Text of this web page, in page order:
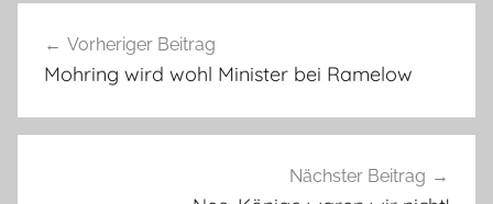
Vorheriger Beitrag
Mohring wird wohl Minister bei Ramelow
Nächster Beitrag